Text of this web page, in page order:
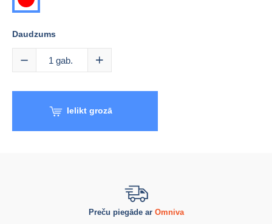
Daudzums
1 gab.
Ielikt grozā
Preču piegāde ar Omniva